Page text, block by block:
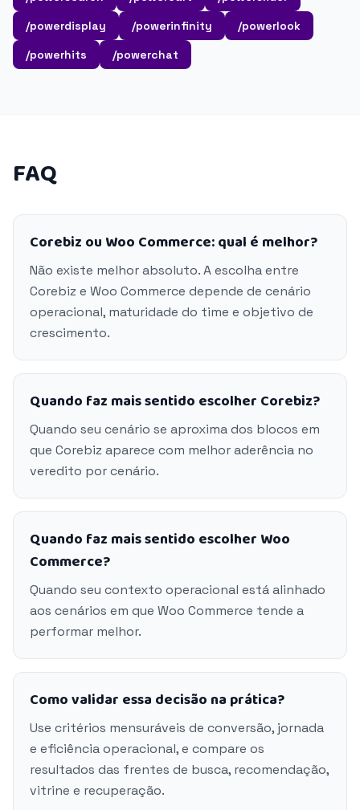
/powerdisplay
/powerinfinity
/powerlook
/powerhits
/powerchat
FAQ
Corebiz ou Woo Commerce: qual é melhor?
Não existe melhor absoluto. A escolha entre
Corebiz e Woo Commerce depende de cenário
operacional, maturidade do time e objetivo de
crescimento.
Quando faz mais sentido escolher Corebiz?
Quando seu cenário se aproxima dos blocos em
que Corebiz aparece com melhor aderência no
veredito por cenário.
Quando faz mais sentido escolher Woo
Commerce?
Quando seu contexto operacional está alinhado
aos cenários em que Woo Commerce tende a
performar melhor.
Como validar essa decisão na prática?
Use critérios mensuráveis de conversão, jornada
e eficiência operacional, e compare os
resultados das frentes de busca, recomendação,
vitrine e recuperação.